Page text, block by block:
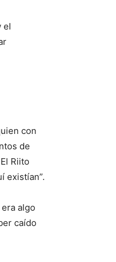
el
con
de
Riito
existían”.
algo
caído